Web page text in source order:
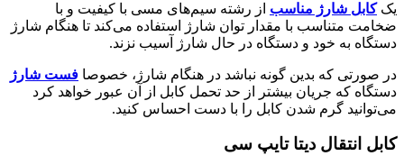
یککابل شارژ مناسب از رشته سیم‌های مسی با کیفیت و با
ضخامت متناسب با مقدار توان شارژ استفاده می‌کند تا هنگام شارژ
دستگاه به خود و دستگاه در حال شارژ آسیب نزند.
در صورتی که بدین گونه نباشد در هنگام شارژ، خصوصا فست شارژ
دستگاه که جریان بیشتر از حد تحمل کابل از آن عبور خواهد کرد
می‌توانید گرم شدن کابل را با دست احساس کنید.
کابل انتقال دیتا تایپ سی